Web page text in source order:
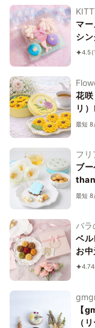
マ
シ
4.5
花
リ
紙袋
最短
フリ
ブ
最短
バラ
ベ
お
4.74
【
（